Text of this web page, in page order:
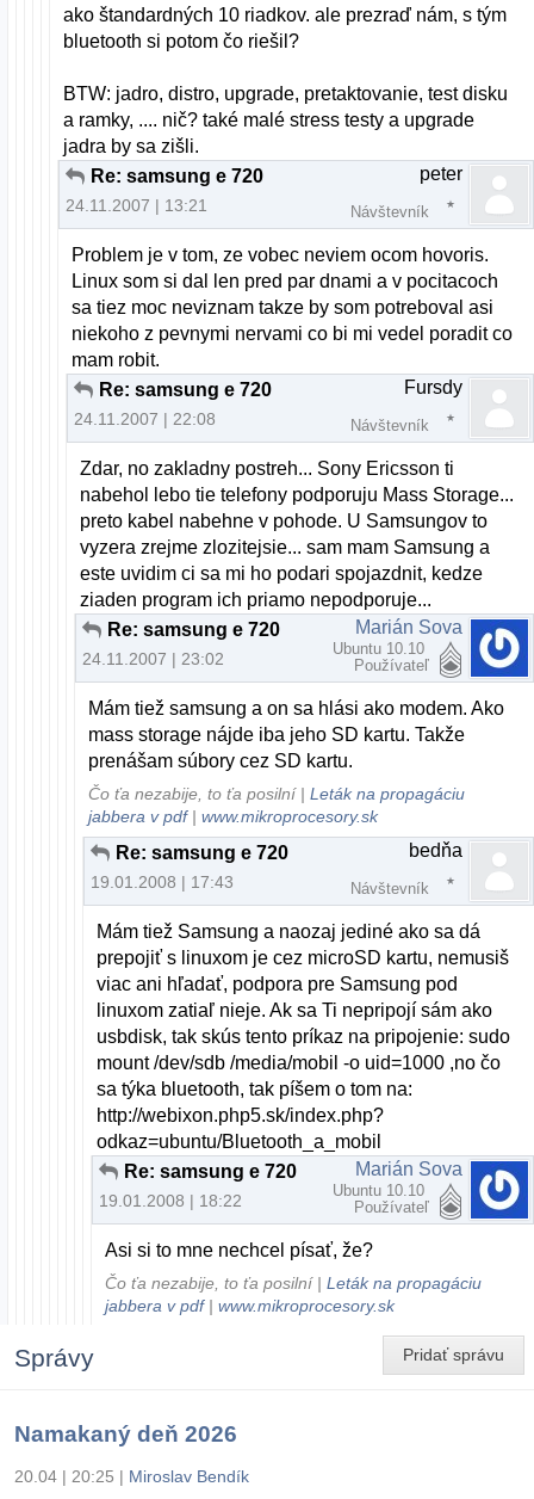
ako štandardných 10 riadkov. ale prezraď nám, s tým
bluetooth si potom čo riešil?
BTW: jadro, distro, upgrade, pretaktovanie, test disku
a ramky, .... nič? také malé stress testy a upgrade
jadra by sa zišli.
Re: samsung e 720
24.11.2007 | 13:21
peter
Návštevník
Problem je v tom, ze vobec neviem ocom hovoris.
Linux som si dal len pred par dnami a v pocitacoch
sa tiez moc neviznam takze by som potreboval asi
niekoho z pevnymi nervami co bi mi vedel poradit co
mam robit.
Re: samsung e 720
24.11.2007 | 22:08
Fursdy
Návštevník
Zdar, no zakladny postreh... Sony Ericsson ti
nabehol lebo tie telefony podporuju Mass Storage...
preto kabel nabehne v pohode. U Samsungov to
vyzera zrejme zlozitejsie... sam mam Samsung a
este uvidim ci sa mi ho podari spojazdnit, kedze
ziaden program ich priamo nepodporuje...
Re: samsung e 720
24.11.2007 | 23:02
Marián Sova
Ubuntu 10.10
Používateľ
Mám tiež samsung a on sa hlási ako modem. Ako
mass storage nájde iba jeho SD kartu. Takže
prenášam súbory cez SD kartu.
Čo ťa nezabije, to ťa posilní |Leták na propagáciu
jabbera v pdf|www.mikroprocesory.sk
Re: samsung e 720
19.01.2008 | 17:43
bedňa
Návštevník
Mám tiež Samsung a naozaj jediné ako sa dá
prepojiť s linuxom je cez microSD kartu, nemusiš
viac ani hľadať, podpora pre Samsung pod
linuxom zatiaľ nieje. Ak sa Ti nepripojí sám ako
usbdisk, tak skús tento príkaz na pripojenie: sudo
mount /dev/sdb /media/mobil -o uid=1000 ,no čo
sa týka bluetooth, tak píšem o tom na:
http://webixon.php5.sk/index.php?
odkaz=ubuntu/Bluetooth_a_mobil
Re: samsung e 720
19.01.2008 | 18:22
Marián Sova
Ubuntu 10.10
Používateľ
Asi si to mne nechcel písať, že?
Čo ťa nezabije, to ťa posilní |Leták na propagáciu
jabbera v pdf|www.mikroprocesory.sk
Pridať správu
Správy
Namakaný deň 2026
20.04 | 20:25 | Miroslav Bendík